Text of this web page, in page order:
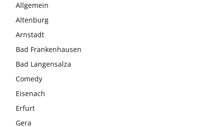
Allgemein
Altenburg
Arnstadt
Bad Frankenhausen
Bad Langensalza
Comedy
Eisenach
Erfurt
Gera